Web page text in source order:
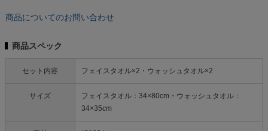
商品についてのお問い合わせ
商品スペック
セット内容 フェイスタオル×2・ウォッシュタオル×2
サイズ
フェイスタオル：34×80cm・ウォッシュタオル：
34×35cm